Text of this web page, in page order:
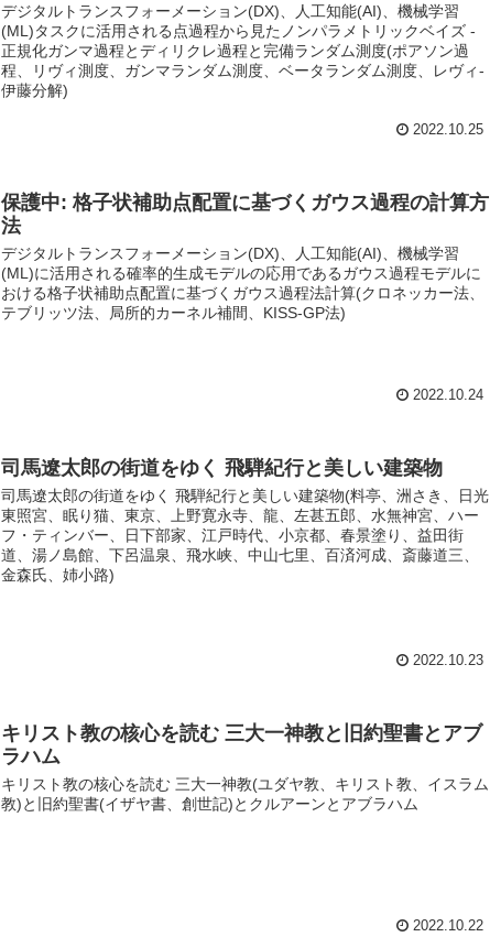
デジタルトランスフォーメーション(DX)、人工知能(AI)、機械学習
(ML)タスクに活用される点過程から見たノンパラメトリックベイズ -
正規化ガンマ過程とディリクレ過程と完備ランダム測度(ポアソン過
程、リヴィ測度、ガンマランダム測度、ベータランダム測度、レヴィ-
伊藤分解)
2022.10.25
保護中: 格子状補助点配置に基づくガウス過程の計算方
法
デジタルトランスフォーメーション(DX)、人工知能(AI)、機械学習
(ML)に活用される確率的生成モデルの応用であるガウス過程モデルに
おける格子状補助点配置に基づくガウス過程法計算(クロネッカー法、
テブリッツ法、局所的カーネル補間、KISS-GP法)
2022.10.24
司馬遼太郎の街道をゆく 飛騨紀行と美しい建築物
司馬遼太郎の街道をゆく 飛騨紀行と美しい建築物(料亭、洲さき、日光
東照宮、眠り猫、東京、上野寛永寺、龍、左甚五郎、水無神宮、ハー
フ・ティンバー、日下部家、江戸時代、小京都、春景塗り、益田街
道、湯ノ島館、下呂温泉、飛水峡、中山七里、百済河成、斎藤道三、
金森氏、姉小路)
2022.10.23
キリスト教の核心を読む 三大一神教と旧約聖書とアブ
ラハム
キリスト教の核心を読む 三大一神教(ユダヤ教、キリスト教、イスラム
教)と旧約聖書(イザヤ書、創世記)とクルアーンとアブラハム
2022.10.22